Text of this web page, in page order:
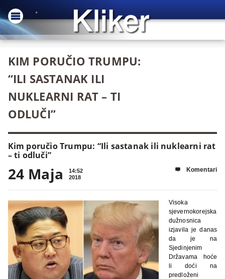
KIM PORUČIO TRUMPU:
“ILI SASTANAK ILI
NUKLEARNI RAT – TI
ODLUČI”
Kim poručio Trumpu: “Ili sastanak ili nuklearni rat
– ti odluči”
24 Maja
14:52
2018
 Komentari
Visoka
sjevernokorejska
dužnosnica
izjavila je danas
da je na
Sjedinjenim
Državama hoće
li doći na
predloženi